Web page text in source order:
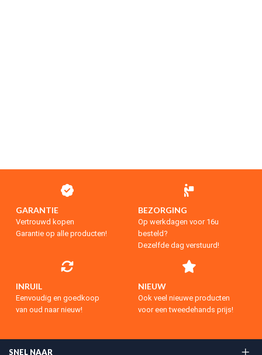
GARANTIE
Vertrouwd kopen
Garantie op alle producten!
BEZORGING
Op werkdagen voor 16u
besteld?
Dezelfde dag verstuurd!
INRUIL
Eenvoudig en goedkoop
van oud naar nieuw!
NIEUW
Ook veel nieuwe producten
voor een tweedehands prijs!
SNEL NAAR